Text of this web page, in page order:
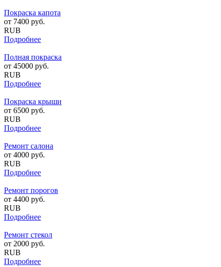
Покраска капота
от 7400 руб.
RUB
Подробнее
Полная покраска
от 45000 руб.
RUB
Подробнее
Покраска крыши
от 6500 руб.
RUB
Подробнее
Ремонт салона
от 4000 руб.
RUB
Подробнее
Ремонт порогов
от 4400 руб.
RUB
Подробнее
Ремонт стекол
от 2000 руб.
RUB
Подробнее